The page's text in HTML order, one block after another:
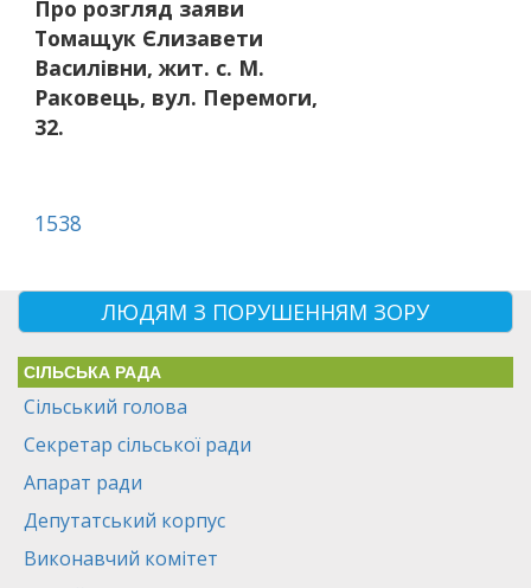
Про розгляд заяви
Томащук Єлизавети
Василівни, жит. с. М.
Раковець, вул. Перемоги,
32.
1538
ЛЮДЯМ З ПОРУШЕННЯМ ЗОРУ
СІЛЬСЬКА РАДА
Сільський голова
Секретар сільської ради
Апарат ради
Депутатський корпус
Виконавчий комітет